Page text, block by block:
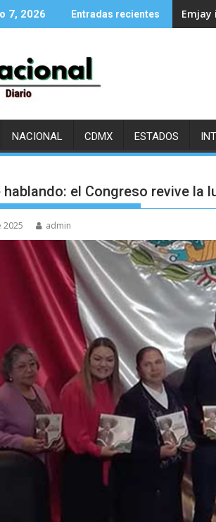
7, 2026 Entradas recientes
NACIONAL CDMX ESTADOS
el Congreso revive la
2025 admin